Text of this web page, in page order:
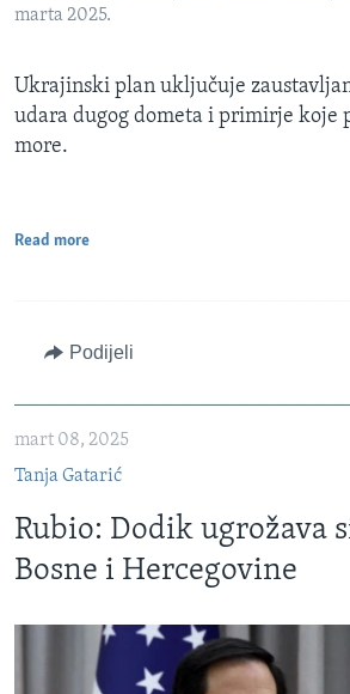
marta 2025.
Ukrajinski plan uključuje
udara dugog dometa i primirje koje
more.
Read more
Podijeli
mart 08, 2025
Tanja Gatarić
Rubio: Dodik ugrožava
Bosne i Hercegovine